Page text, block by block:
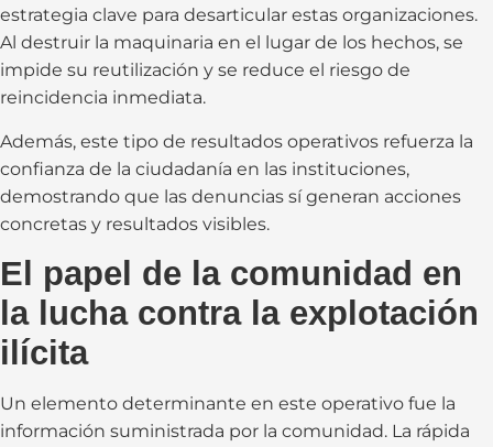
estrategia clave para desarticular estas organizaciones.
Al destruir la maquinaria en el lugar de los hechos, se
impide su reutilización y se reduce el riesgo de
reincidencia inmediata.
Además, este tipo de resultados operativos refuerza la
confianza de la ciudadanía en las instituciones,
demostrando que las denuncias sí generan acciones
concretas y resultados visibles.
El papel de la comunidad en
la lucha contra la explotación
ilícita
Un elemento determinante en este operativo fue la
información suministrada por la comunidad. La rápida